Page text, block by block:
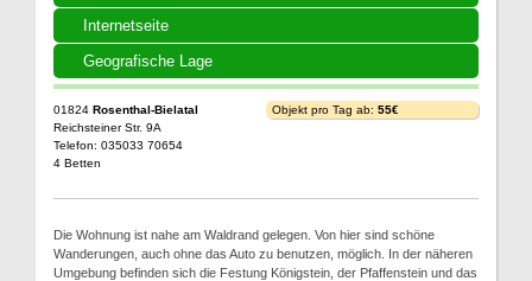
Internetseite
Geografische Lage
01824 Rosenthal-Bielatal
Reichsteiner Str. 9A
Telefon: 035033 70654
4 Betten
Objekt pro Tag ab: 55€
Die Wohnung ist nahe am Waldrand gelegen. Von hier sind schöne
Wanderungen, auch ohne das Auto zu benutzen, möglich. In der näheren
Umgebung befinden sich die Festung Königstein, der Pfaffenstein und das